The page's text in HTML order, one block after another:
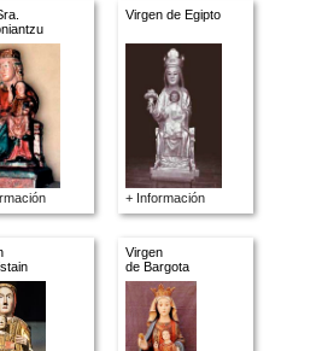
Virgen de Egipto
+ Información
Virgen
de Bargota